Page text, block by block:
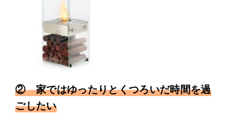
② 家ではゆったりとくつろいだ時間を過
ごしたい